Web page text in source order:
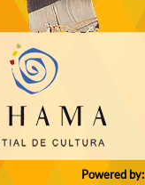
Powered by: